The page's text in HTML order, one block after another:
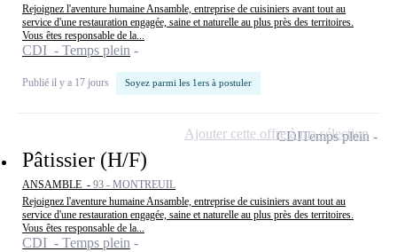
Rejoignez l'aventure humaine Ansamble, entreprise de cuisiniers avant tout au
service d'une restauration engagée, saine et naturelle au plus près des territoires.
Vous êtes responsable de la...
CDI - Temps plein
Publié il y a 17 jours Soyez parmi les 1ers à postuler
Pâtissier (H/F)
ANSAMBLE - 93 - MONTREUIL
Rejoignez l'aventure humaine Ansamble, entreprise de cuisiniers avant tout au
service d'une restauration engagée, saine et naturelle au plus près des territoires.
Vous êtes responsable de la...
CDI - Temps plein
CDITemps plein
Ajouter cette offre à ma sélection